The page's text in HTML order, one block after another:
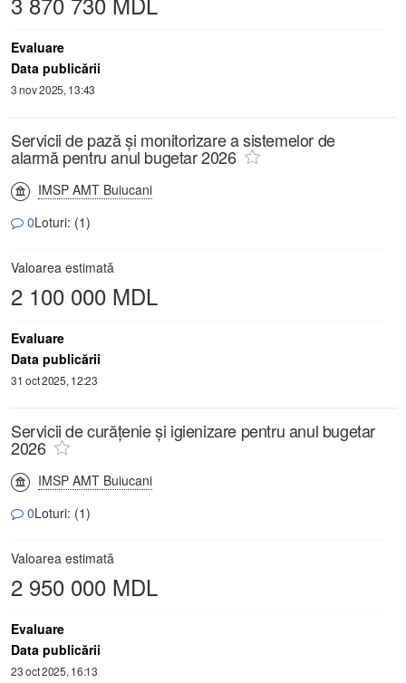
Evaluare
Data publicării
3 nov 2025, 13:43
Servicii de pază și monitorizare a sistemelor de
alarmă pentru anul bugetar 2026
IMSP AMT Buiucani
0Loturi: (1)
Valoarea estimată
2 100 000 MDL
Evaluare
Data publicării
31 oct 2025, 12:23
Servicii de curăţenie şi igienizare pentru anul bugetar
2026
IMSP AMT Buiucani
0Loturi: (1)
Valoarea estimată
2 950 000 MDL
Evaluare
Data publicării
23 oct 2025, 16:13